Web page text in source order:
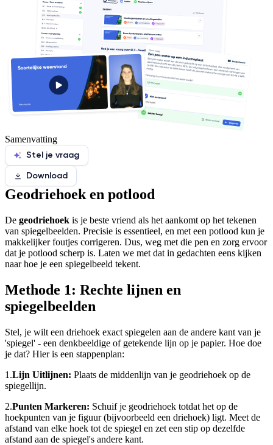
Samenvatting
Stel je vraag
Download
Geodriehoek en potlood
De geodriehoek is je beste vriend als het aankomt op het tekenen
van spiegelbeelden. Precisie is essentieel, en met een potlood kun je
makkelijker foutjes corrigeren. Dus, weg met die pen en zorg ervoor
dat je potlood scherp is. Laten we met dat in gedachten eens kijken
naar hoe je een spiegelbeeld tekent.
Methode 1: Rechte lijnen en
spiegelbeelden
Stel, je wilt een driehoek exact spiegelen aan de andere kant van je
'spiegel' - een denkbeeldige of getekende lijn op je papier. Hoe doe
je dat? Hier is een stappenplan:
1.Lijn Uitlijnen: Plaats de middenlijn van je geodriehoek op de
spiegellijn.
2.Punten Markeren: Schuif je geodriehoek totdat het op de
hoekpunten van je figuur (bijvoorbeeld een driehoek) ligt. Meet de
afstand van elke hoek tot de spiegel en zet een stip op dezelfde
afstand aan de spiegel's andere kant.